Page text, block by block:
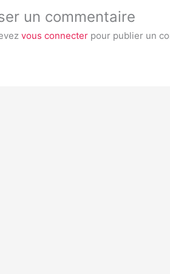
un commentaire
vous connecter pour publier un